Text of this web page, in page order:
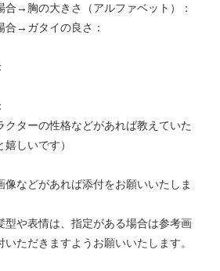
合→胸の大きさ（アルファベット）：
合→ガタイの良さ：
クターの性格などがあれば教えていた
しいです）
などがあれば添付をお願いいたしま
型や表情は、指定がある場合は参考画
いただきますようお願いいたします。